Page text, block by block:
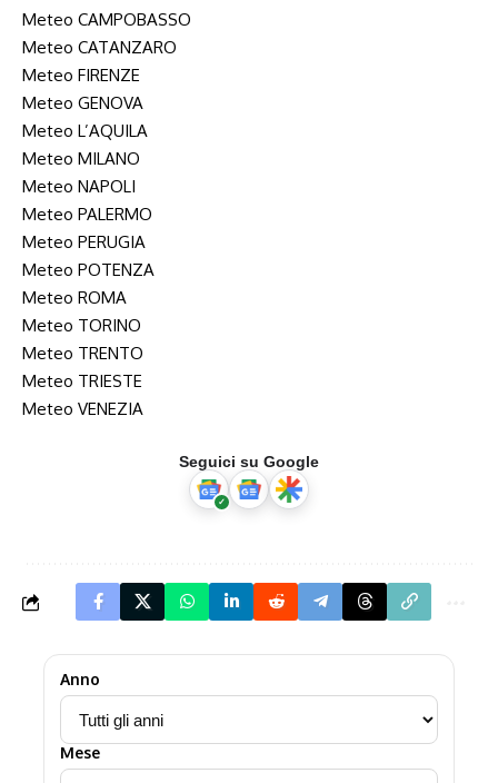
Meteo CAMPOBASSO
Meteo CATANZARO
Meteo FIRENZE
Meteo GENOVA
Meteo L’AQUILA
Meteo MILANO
Meteo NAPOLI
Meteo PALERMO
Meteo PERUGIA
Meteo POTENZA
Meteo ROMA
Meteo TORINO
Meteo TRENTO
Meteo TRIESTE
Meteo VENEZIA
Seguici su Google
Anno
Mese